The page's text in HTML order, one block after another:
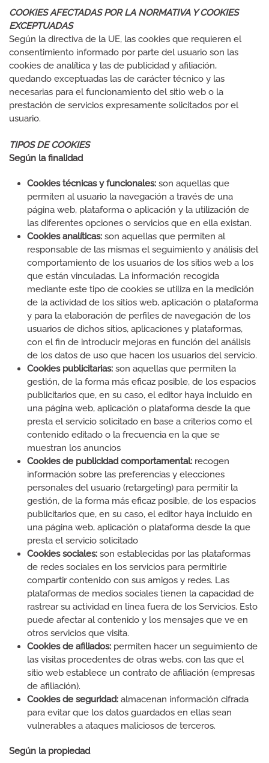
COOKIES AFECTADAS POR LA NORMATIVA Y COOKIES
EXCEPTUADAS
Según la directiva de la UE, las cookies que requieren el
consentimiento informado por parte del usuario son las
cookies de analítica y las de publicidad y afiliación,
quedando exceptuadas las de carácter técnico y las
necesarias para el funcionamiento del sitio web o la
prestación de servicios expresamente solicitados por el
usuario.
TIPOS DE COOKIES
Según la finalidad
Cookies técnicas y funcionales: son aquellas que
permiten al usuario la navegación a través de una
página web, plataforma o aplicación y la utilización de
las diferentes opciones o servicios que en ella existan.
Cookies analíticas: son aquellas que permiten al
responsable de las mismas el seguimiento y análisis del
comportamiento de los usuarios de los sitios web a los
que están vinculadas. La información recogida
mediante este tipo de cookies se utiliza en la medición
de la actividad de los sitios web, aplicación o plataforma
y para la elaboración de perfiles de navegación de los
usuarios de dichos sitios, aplicaciones y plataformas,
con el fin de introducir mejoras en función del análisis
de los datos de uso que hacen los usuarios del servicio.
Cookies publicitarias: son aquellas que permiten la
gestión, de la forma más eficaz posible, de los espacios
publicitarios que, en su caso, el editor haya incluido en
una página web, aplicación o plataforma desde la que
presta el servicio solicitado en base a criterios como el
contenido editado o la frecuencia en la que se
muestran los anuncios
Cookies de publicidad comportamental: recogen
información sobre las preferencias y elecciones
personales del usuario (retargeting) para permitir la
gestión, de la forma más eficaz posible, de los espacios
publicitarios que, en su caso, el editor haya incluido en
una página web, aplicación o plataforma desde la que
presta el servicio solicitado
Cookies sociales: son establecidas por las plataformas
de redes sociales en los servicios para permitirle
compartir contenido con sus amigos y redes. Las
plataformas de medios sociales tienen la capacidad de
rastrear su actividad en línea fuera de los Servicios. Esto
puede afectar al contenido y los mensajes que ve en
otros servicios que visita.
Cookies de afiliados: permiten hacer un seguimiento de
las visitas procedentes de otras webs, con las que el
sitio web establece un contrato de afiliación (empresas
de afiliación).
Cookies de seguridad: almacenan información cifrada
para evitar que los datos guardados en ellas sean
vulnerables a ataques maliciosos de terceros.
Según la propiedad